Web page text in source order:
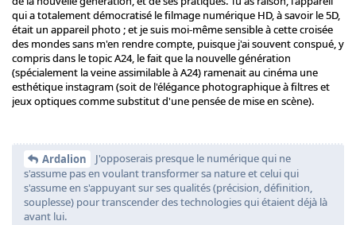
qui a totalement démocratisé le filmage numérique HD, à savoir le 5D,
était un appareil photo ; et je suis moi-même sensible à cette croisée
des mondes sans m'en rendre compte, puisque j'ai souvent conspué, y
compris dans le topic A24, le fait que la nouvelle génération
(spécialement la veine assimilable à A24) ramenait au cinéma une
esthétique instagram (soit de l'élégance photographique à filtres et
jeux optiques comme substitut d'une pensée de mise en scène).
Ardalion
J'opposerais presque le numérique qui ne
s'assume pas en voulant transformer sa nature et celui qui
s'assume en s'appuyant sur ses qualités (précision, définition,
souplesse) pour transcender des technologies qui étaient déjà là
avant lui.